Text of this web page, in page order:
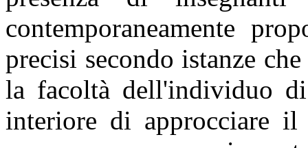
contemporaneamente
precisi secondo istanze
la facoltà dell'individuo
interiore di approcciare